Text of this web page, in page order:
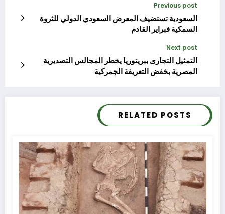
Previous post
السعودية تستضيف المعرض السعودي الدولي للثروة
السمكية فبراير القادم
Next post
التمثيل التجارى ببريتوريا يخطر المجالس التصديرية
المصرية بخفض التعريفة الجمركية
RELATED POSTS